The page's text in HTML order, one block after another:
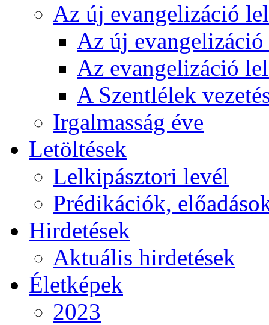
Az új evangelizáció
Az új
Az evangelizáció
A Szentlélek
Irgalmasság éve
Letöltések
Lelkipásztori levél
Prédikációk,
Hirdetések
Aktuális hirdetések
Életképek
2023